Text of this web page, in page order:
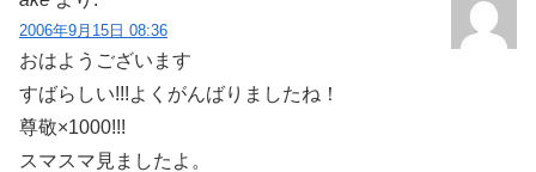
2006年9月15日 08:36
おはようございます
すばらしい!!!よくがんばりましたね！
尊敬×1000!!!
スマスマ見ましたよ。